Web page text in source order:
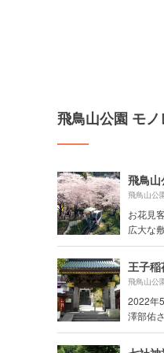
飛鳥山公園 モ
飛鳥山
飛鳥山公
お花見
広大な
王子
飛鳥山公
2022年
澤部佑